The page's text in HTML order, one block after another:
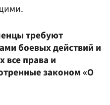
требуют
боевых действий и
все права и
законом «О